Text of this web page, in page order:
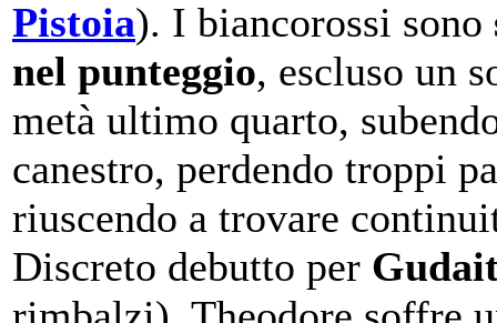
Pistoia). I biancorossi sono
nel punteggio, escluso un
metà ultimo quarto,
canestro, perdendo troppi
riuscendo a trovare
Discreto debutto per